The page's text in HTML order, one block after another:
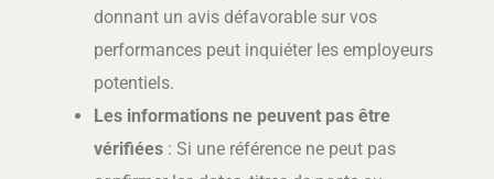
donnant un avis défavorable sur vos
performances peut inquiéter les employeurs
potentiels.
Les informations ne peuvent pas être
vérifiées : Si une référence ne peut pas